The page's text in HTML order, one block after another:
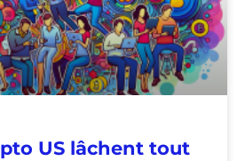
US lâchent tout